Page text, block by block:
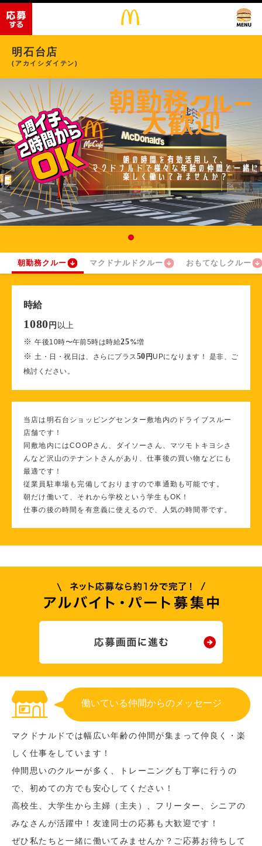
明石台店
(アカイシダイテン)
朝勤務クルー マクドナルドクルー おもてなしクルー
時給
1080 円 以上
※午後10時〜午前5時は時給25%増
※ 土・日・祝日は、さらにプラス 50円UPになります！ 是非、ご
検討ください。
当店は明石台ショッピングセンター敷地内のドライブスルー
店舗です！
同敷地内にはCOOPさん、ダイソーさん、マツモトキヨシさ
んなど沢山のテナントさんがあり、仕事後の買い物などにも
最適です！
従業員駐車場も完備しておりますので車通勤も可能です。
朝だけ働いて、それから学校という学生もOK！
仕事の後の時間を有意義に使えるので、人気の時間帯です。
働いている仲間からのメッセージ
マクドナルドでは幅広い年齢の仲間が集まって仲良く・楽
しく仕事をしています！
仲間思いのクルーが多く、トレーニングも丁寧に行うの
で、初めての方でも安心してください！
高校生、大学生から主婦（主夫）、フリーター、シニアの
みなさんが活躍中！友達同士の応募も大歓迎です！
ぜひ私たちと一緒に働いてみませんか？ご応募お待ちして